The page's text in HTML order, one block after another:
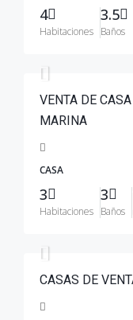
4
Habitaciones
3.5
Baños
VENTA DE
MARINA
CASA
3
Habitaciones
3
Baños
CASAS DE